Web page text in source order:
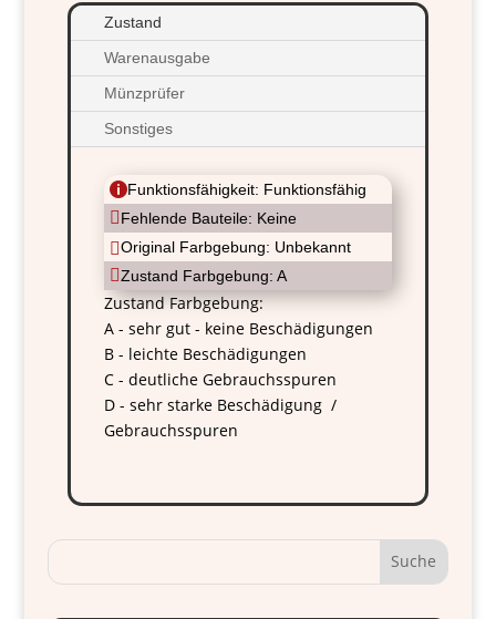
Zustand
Warenausgabe
Münzprüfer
Sonstiges
Funktionsfähigkeit: Funktionsfähig
Fehlende Bauteile: Keine
Original Farbgebung: Unbekannt
Zustand Farbgebung: A
Zustand Farbgebung:
A - sehr gut - keine Beschädigungen
B - leichte Beschädigungen
C - deutliche Gebrauchsspuren
D - sehr starke Beschädigung /
Gebrauchsspuren